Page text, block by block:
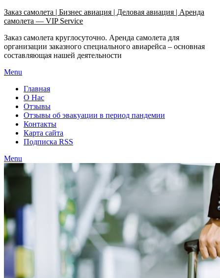
Заказ самолета | Бизнес авиация | Деловая авиация | Аренда
самолета — VIP Service
Заказ самолета круглосуточно. Аренда самолета для
организации заказного специального авиарейса – основная
составляющая нашей деятельности
Menu
Главная
О Нас
Отзывы
Отзывы об эвакуации в период пандемии
Контакты
Карта сайта
Подписка RSS
Menu